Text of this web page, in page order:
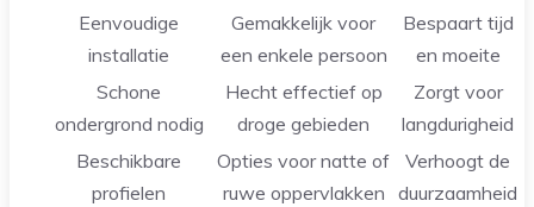
Eenvoudige
installatie
Gemakkelijk voor
een enkele persoon
Bespaart tijd
en moeite
Schone
ondergrond nodig
Hecht effectief op
droge gebieden
Zorgt voor
langdurigheid
Beschikbare
profielen
Opties voor natte of
ruwe oppervlakken
Verhoogt de
duurzaamheid